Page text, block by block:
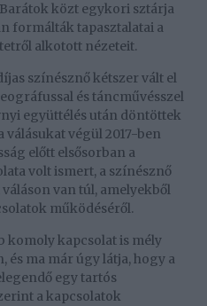
közt egykori sztárja
formálták tapasztalatai a
alkotott nézeteit.
színésznő kétszer vált el
és táncművésszel
együttélés után döntöttek
válásukat végül 2017-ben
előtt elsősorban a
volt ismert, a színésznő
van túl, amelyekből
működéséről.
komoly kapcsolat is mély
és ma már úgy látja, hogy a
egy tartós
a kapcsolatok